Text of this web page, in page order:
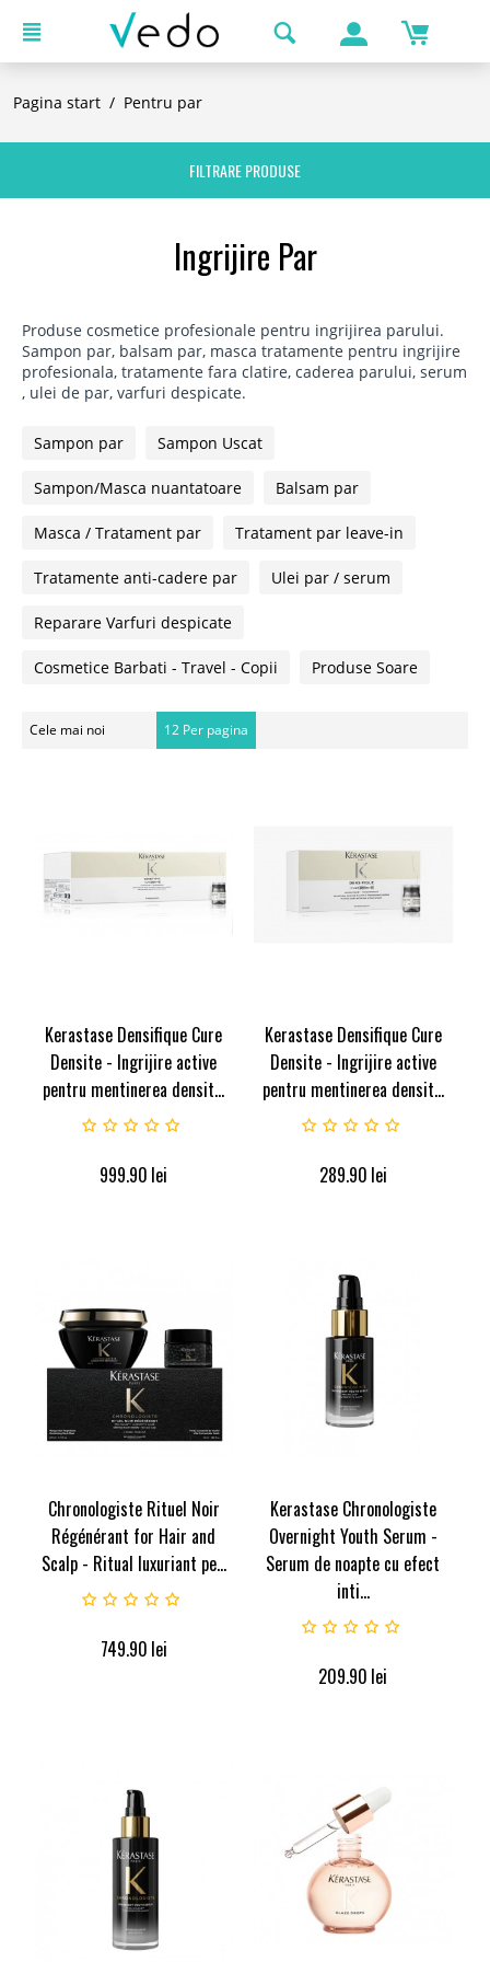
Pagina start / Pentru par
FILTRARE PRODUSE
Ingrijire Par
Produse cosmetice profesionale pentru ingrijirea parului.
Sampon par, balsam par, masca tratamente pentru ingrijire
profesionala, tratamente fara clatire, caderea parului, serum
, ulei de par, varfuri despicate.
Sampon par Sampon Uscat
Sampon/Masca nuantatoare Balsam par
Masca / Tratament par Tratament par leave-in
Tratamente anti-cadere par Ulei par / serum
Reparare Varfuri despicate
Cosmetice Barbati - Travel - Copii Produse Soare
Cele mai noi 12 Per pagina
Kerastase Densifique Cure
Densite - Ingrijire active
pentru mentinerea densit...
999.90 lei
Kerastase Densifique Cure
Densite - Ingrijire active
pentru mentinerea densit...
289.90 lei
Chronologiste Rituel Noir
Régénérant for Hair and
Scalp - Ritual luxuriant pe...
749.90 lei
Kerastase Chronologiste
Overnight Youth Serum -
Serum de noapte cu efect
inti...
209.90 lei